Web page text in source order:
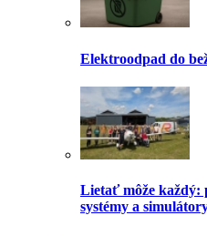
Elektroodpad do
Lietať môže
systémy a